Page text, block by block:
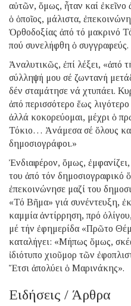
αὐτῶν, ὅμως, ἦταν καί ἐκεῖνο
ὁ ὁποῖος, μάλιστα,
Ὀρθοδοξίας ἀπό τό μακρινό
πού συνελήφθη ὁ συγγραφεύς.
Ἀναλυτικῶς, ἐπί λέξει, «ἀπό
σύλληψή μου σέ ζωντανή
δέν σταμάτησε νά χτυπάει.
ἀπό περισσότερο ἕως
ἀλλά κοκορεύομαι, μέχρι ὁ
Τόκιο… Ἀνάμεσα σέ ὅλους
δημοσιογράφοι.»
Ἐνδιαφέρον, ὅμως,
του ἀπό τόν δημοσιογραφικό
ἐπεκοινώνησε μαζί του
«Τό Βῆμα» γιά συνέντευξη,
καμμία ἀντίρρηση, πρό
μέ τήν ἐφημερίδα «Πρῶτο
καταλήγει: «Μήπως ὅμως,
ἰδιότυπο χιοῦμορ τῶν
Ἔτσι ἀπολύει ὁ Μαρινάκης».
Ειδήσεις / Άρθρα